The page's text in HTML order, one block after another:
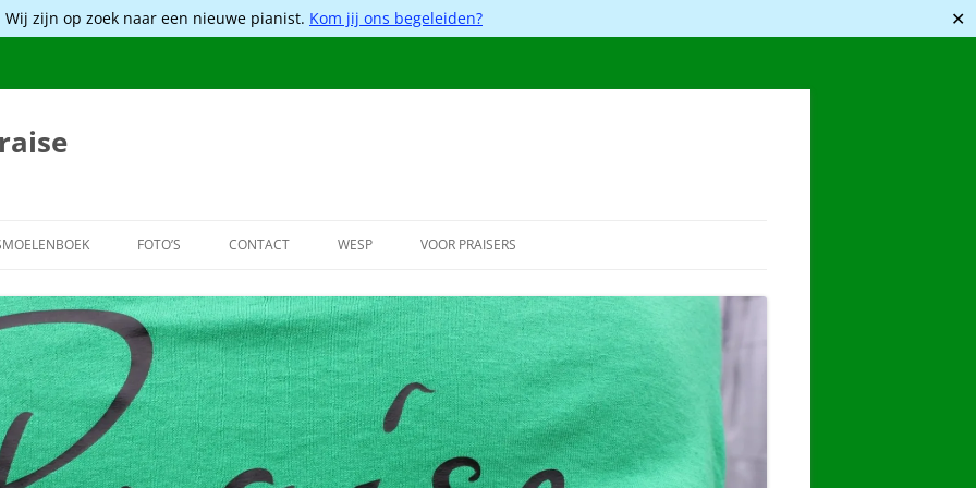
Wij zijn op zoek naar een nieuwe pianist. Kom jij ons begeleiden? ✕
FOTO’S
2019
2017
2016
2014
CONTACT WESP VOOR PRAISERS